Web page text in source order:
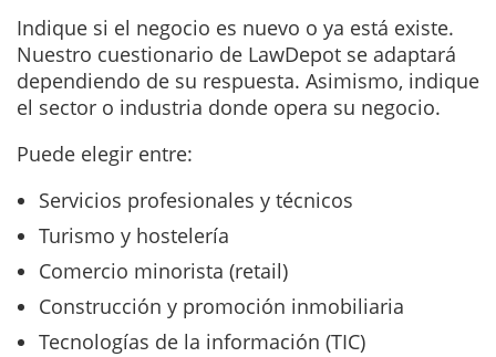
Indique si el negocio es nuevo o ya está existe.
Nuestro cuestionario de LawDepot se adaptará
dependiendo de su respuesta. Asimismo, indique
el sector o industria donde opera su negocio.
Puede elegir entre:
Servicios profesionales y técnicos
Turismo y hostelería
Comercio minorista (retail)
Construcción y promoción inmobiliaria
Tecnologías de la información (TIC)